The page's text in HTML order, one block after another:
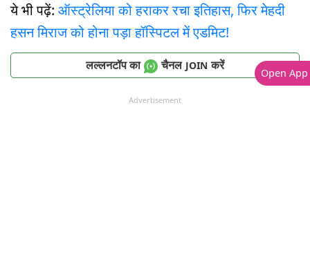
ये भी पढ़ें: ऑस्ट्रेलिया को हराकर रचा इतिहास, फ‍िर मेहदी
हसन मिराज को होना पड़ा हॉस्पिटल में एडमिट!
लल्लनटॉप का चैनल JOIN करें
Advertisement
Open App